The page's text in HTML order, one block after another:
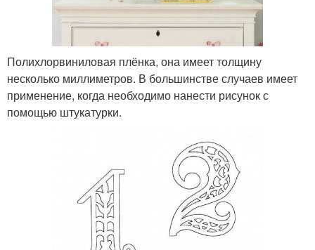
Полихлорвиниловая плёнка, она имеет толщину
несколько миллиметров. В большинстве случаев имеет
применение, когда необходимо нанести рисунок с
помощью штукатурки.